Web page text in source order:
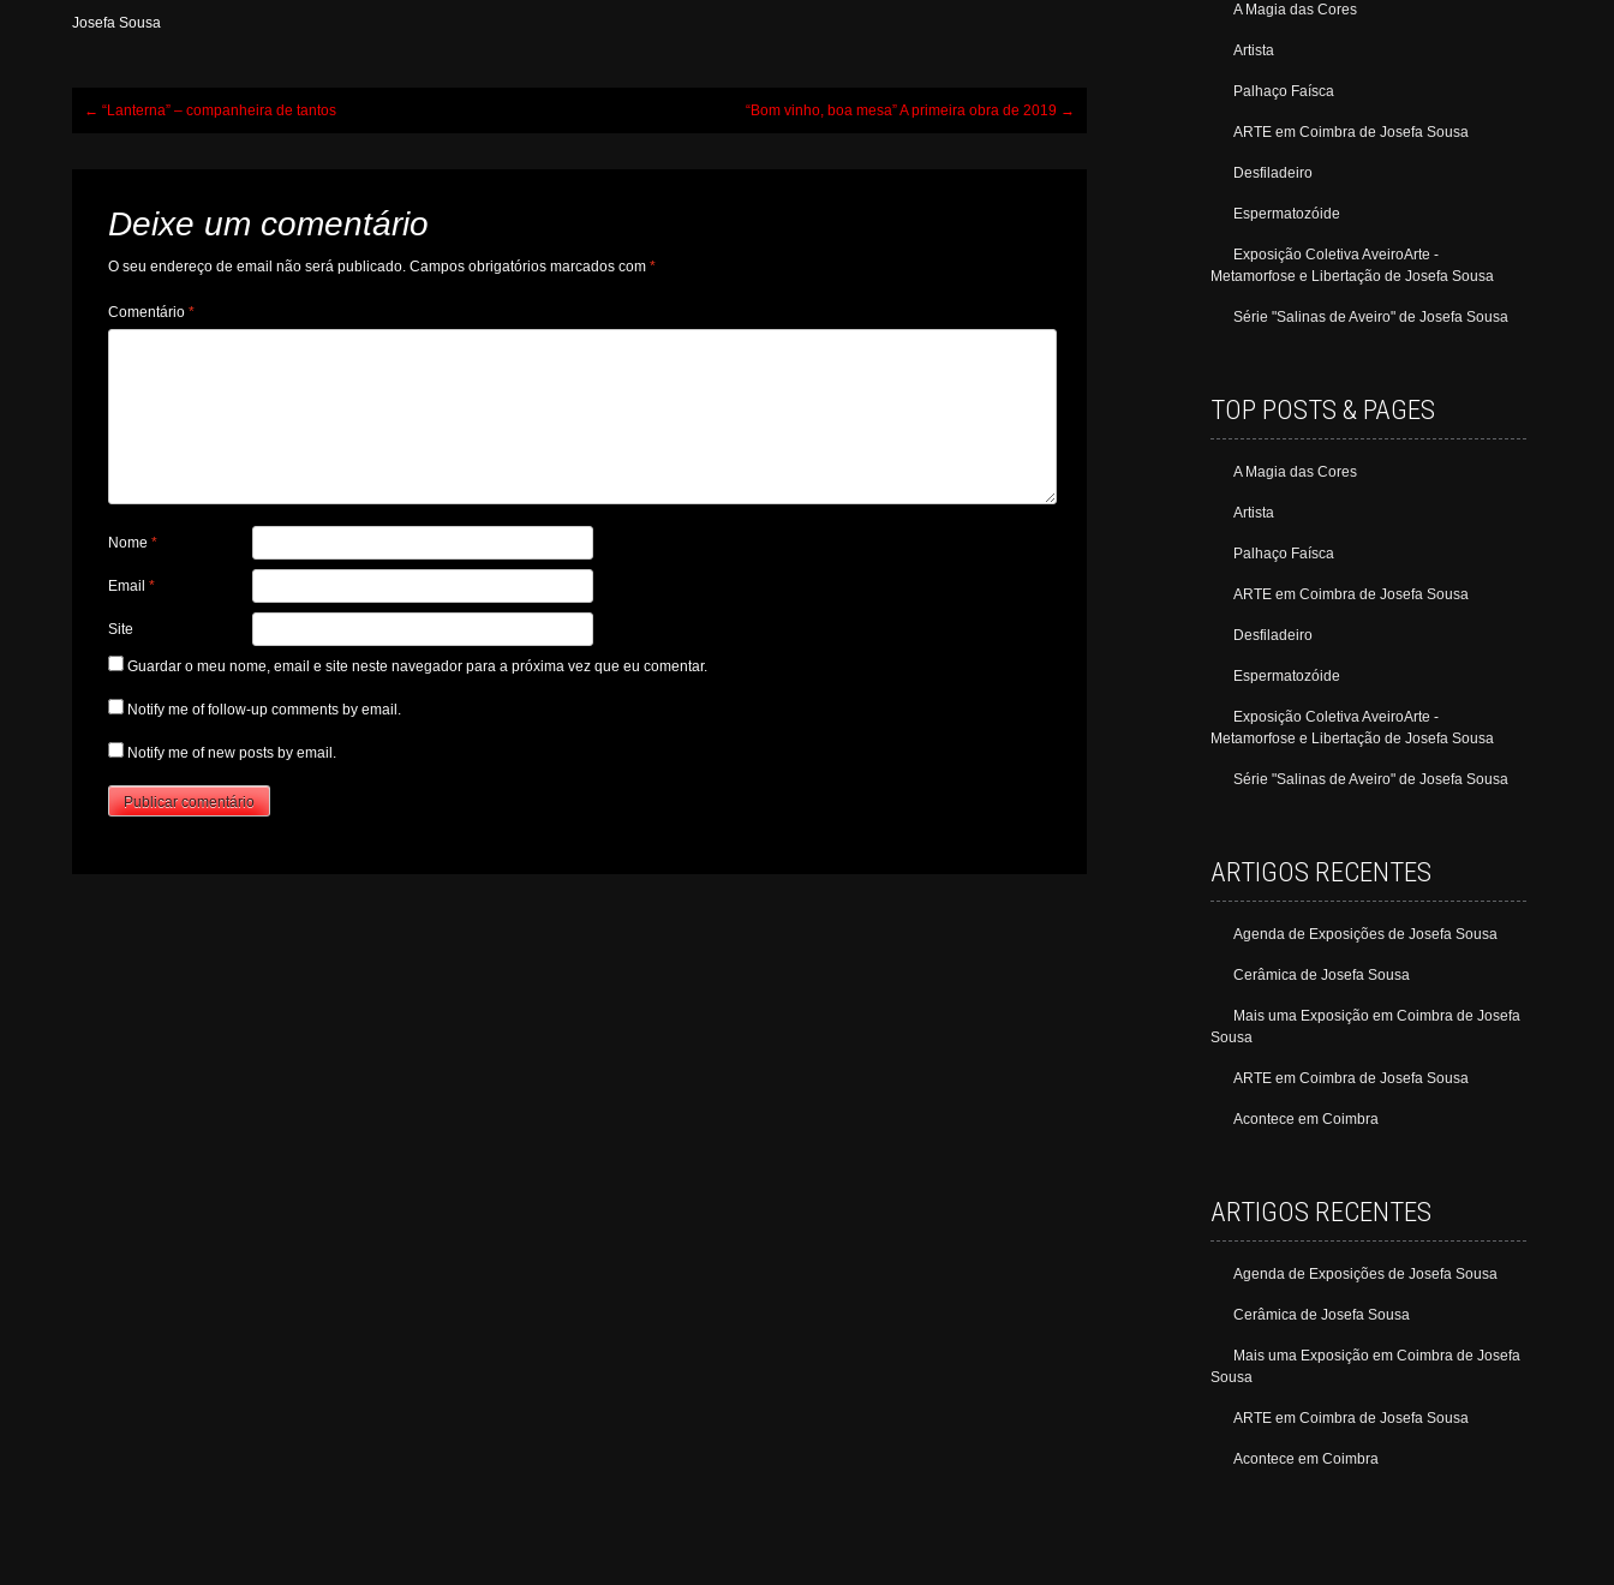
Josefa Sousa
Post
← “Lanterna” – companheira de tantos “Bom vinho, boa mesa” A primeira obra de 2019 →
Deixe um comentário
O seu endereço de email não será publicado. Campos obrigatórios marcados com*
Comentário*
Nome*
Email*
Site
Guardar o meu nome, email e site neste navegador para a próxima vez que eu comentar.
Notify me of follow-up comments by email.
Notify me of new posts by email.
A Magia das Cores
Artista
Palhaço Faísca
ARTE em Coimbra de Josefa Sousa
Desfiladeiro
Espermatozóide
Exposição Coletiva AveiroArte -
Metamorfose e Libertação de Josefa Sousa
Série "Salinas de Aveiro" de Josefa Sousa
TOP POSTS & PAGES
A Magia das Cores
Artista
Palhaço Faísca
ARTE em Coimbra de Josefa Sousa
Desfiladeiro
Espermatozóide
Exposição Coletiva AveiroArte -
Metamorfose e Libertação de Josefa Sousa
Série "Salinas de Aveiro" de Josefa Sousa
ARTIGOS RECENTES
Agenda de Exposições de Josefa Sousa
Cerâmica de Josefa Sousa
Mais uma Exposição em Coimbra de Josefa
Sousa
ARTE em Coimbra de Josefa Sousa
Acontece em Coimbra
ARTIGOS RECENTES
Agenda de Exposições de Josefa Sousa
Cerâmica de Josefa Sousa
Mais uma Exposição em Coimbra de Josefa
Sousa
ARTE em Coimbra de Josefa Sousa
Acontece em Coimbra